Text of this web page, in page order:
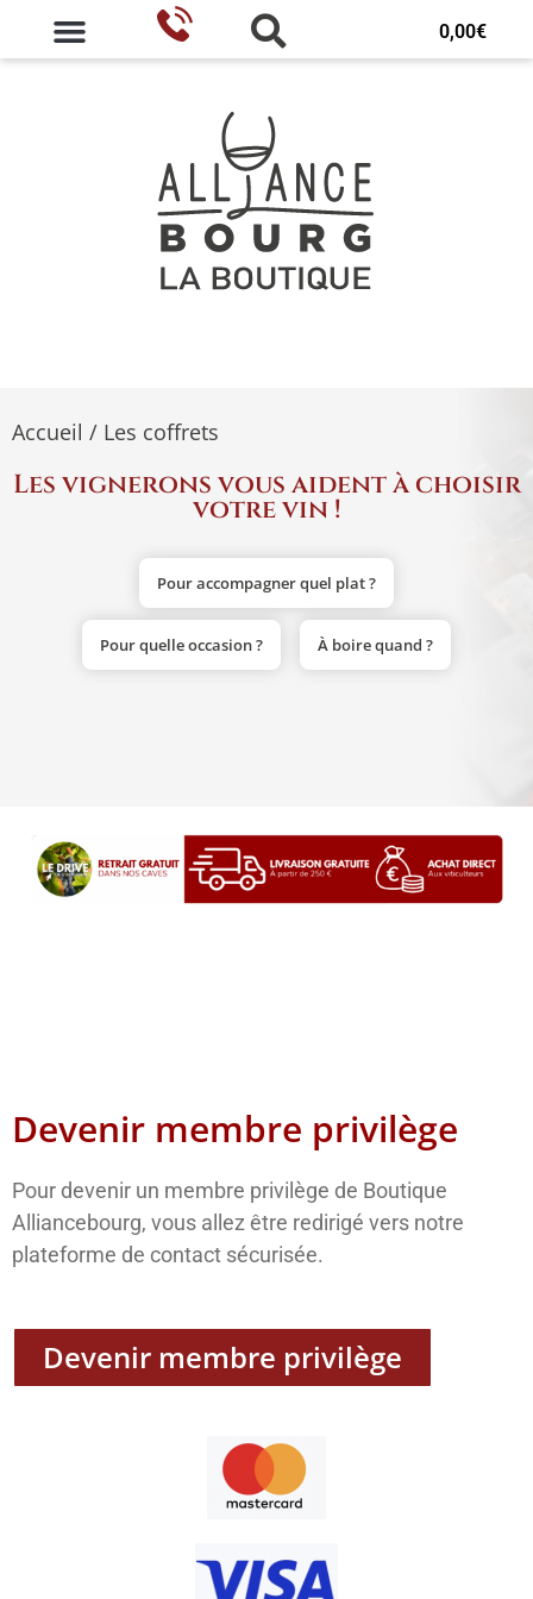
0,00€
Accueil / Les coffrets
Les vignerons vous aident à choisir
votre vin !
Pour accompagner quel plat ?
Pour quelle occasion ? À boire quand ?
Devenir membre privilège
Pour devenir un membre privilège de Boutique
Alliancebourg, vous allez être redirigé vers notre
plateforme de contact sécurisée.
Devenir membre privilège